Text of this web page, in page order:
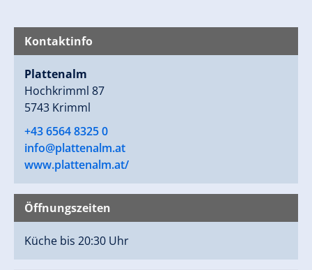
Kontaktinfo
Plattenalm
Hochkrimml 87
5743 Krimml
+43 6564 8325 0
info@plattenalm.at
www.plattenalm.at/
Öffnungszeiten
Küche bis 20:30 Uhr